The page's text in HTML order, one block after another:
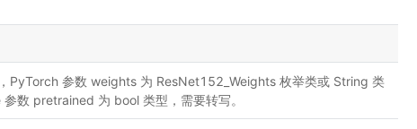
PyTorch 参数 weights 为 ResNet152_Weights 枚举类或 String 类
数 pretrained 为 bool 类型，需要转写。